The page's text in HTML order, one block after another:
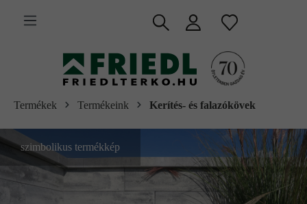
tartalomra
Termékek Termékeink Kerítés- és falazókövek
szimbolikus termékkép